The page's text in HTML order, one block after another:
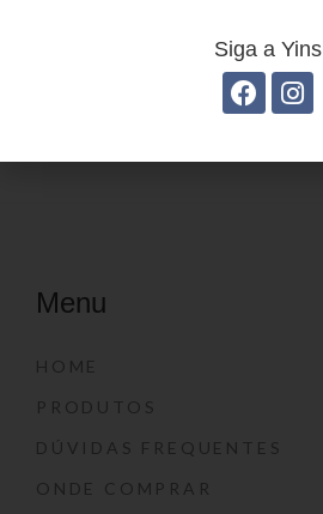
Menu
HOME
PRODUTOS
DÚVIDAS FREQUENTES
ONDE COMPRAR
Siga a Yins